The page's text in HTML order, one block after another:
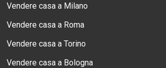
Vendere casa a Milano
Vendere casa a Roma
Vendere casa a Torino
Vendere casa a Bologna